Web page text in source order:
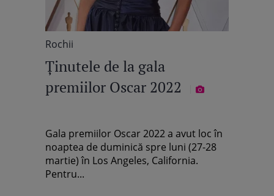
Rochii
Ținutele de la gala
premiilor Oscar 2022
Gala premiilor Oscar 2022 a avut loc în
noaptea de duminică spre luni (27-28
martie) în Los Angeles, California.
Pentru...